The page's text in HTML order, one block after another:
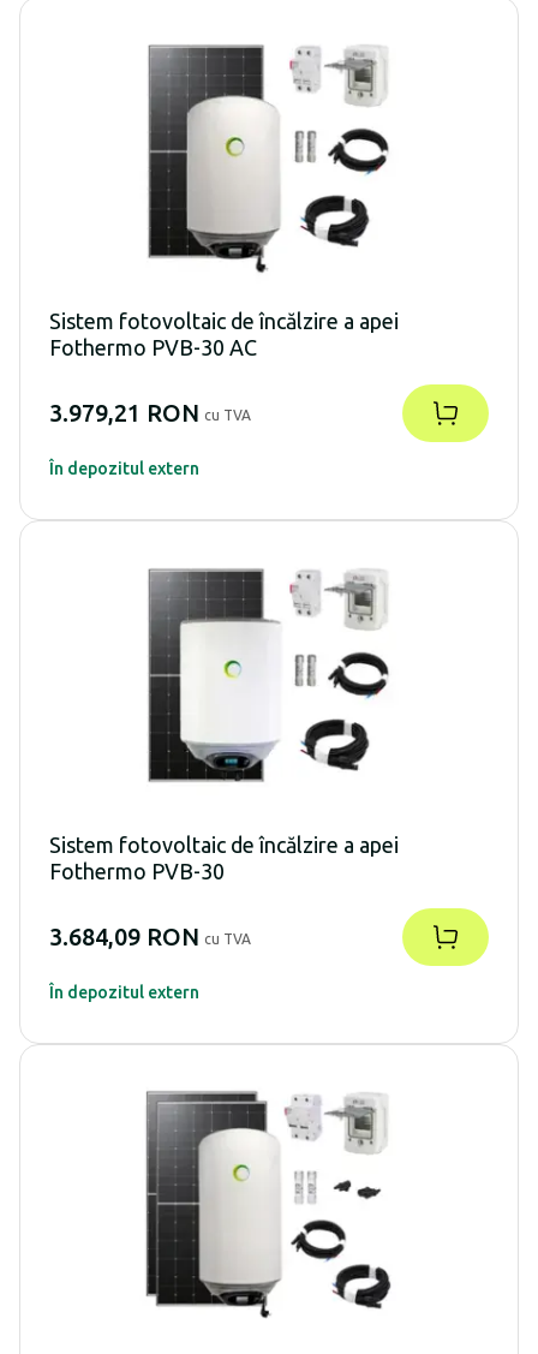
Sistem fotovoltaic de încălzire a apei
Fothermo PVB-30 AC
3.979,21 RON cu TVA
În depozitul extern
Sistem fotovoltaic de încălzire a apei
Fothermo PVB-30
3.684,09 RON cu TVA
În depozitul extern